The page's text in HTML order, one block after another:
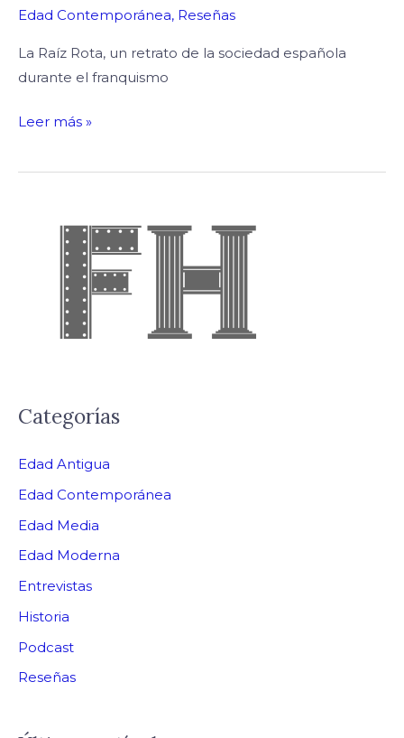
Edad Contemporánea, Reseñas
La Raíz Rota, un retrato de la sociedad española
durante el franquismo
Leer más »
Categorías
Edad Antigua
Edad Contemporánea
Edad Media
Edad Moderna
Entrevistas
Historia
Podcast
Reseñas